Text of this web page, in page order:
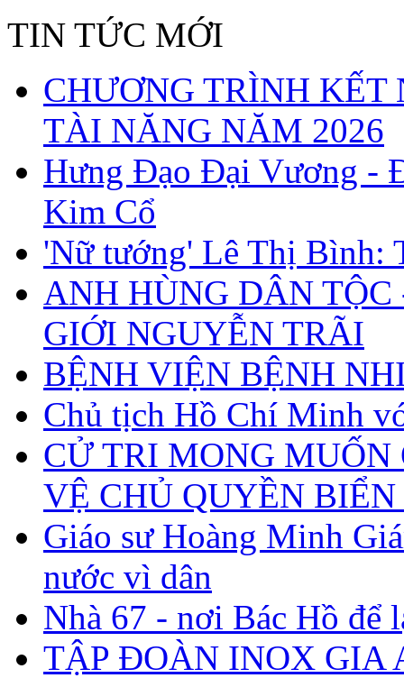
TIN TỨC MỚI
CHƯƠNG TRÌNH
TÀI NĂNG NĂM 2026
Hưng Đạo Đại Vương -
Kim Cổ
'Nữ tướng' Lê Thị Bình:
ANH HÙNG DÂN
GIỚI NGUYỄN TRÃI
BỆNH VIỆN BỆNH
Chủ tịch Hồ Chí Minh
CỬ TRI MONG
VỆ CHỦ QUYỀN
Giáo sư Hoàng Minh
nước vì dân
Nhà 67 - nơi Bác Hồ để
TẬP ĐOÀN INOX GIA